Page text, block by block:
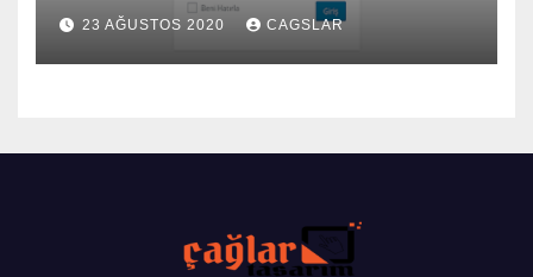
23 AĞUSTOS 2020 CAGSLAR